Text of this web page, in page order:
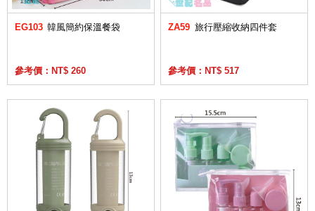
EG103 韓風簡約保溫餐袋
參考價：NT$ 260
ZA59 旅行壓縮收納四件套
參考價：NT$ 517